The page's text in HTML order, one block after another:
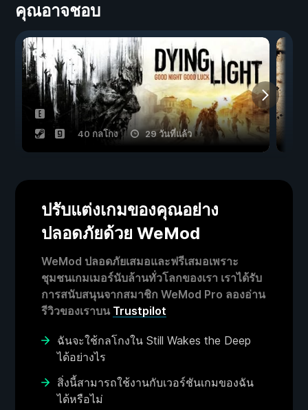
คุณอาจชอบ
40 กลโกง 29 วันที่แล้ว
ปรับแต่งเกมของคุณอย่าง
ปลอดภัยด้วย WeMod
WeMod ปลอดภัยเสมอและฟรีเสมอเพราะ
ชุมชนเกมเมอร์นับล้านทั่วโลกของเรา เราได้รับ
การสนับสนุนจากสมาชิก WeMod Pro ลองอ่าน
รีวิวของเราบน Trustpilot
ฉันจะใช้กลโกงใน Still Wakes the Deep
ได้อย่างไร
สิ่งนี้สามารถใช้งานกับเวอร์ชันเกมของฉัน
ได้หรือไม่